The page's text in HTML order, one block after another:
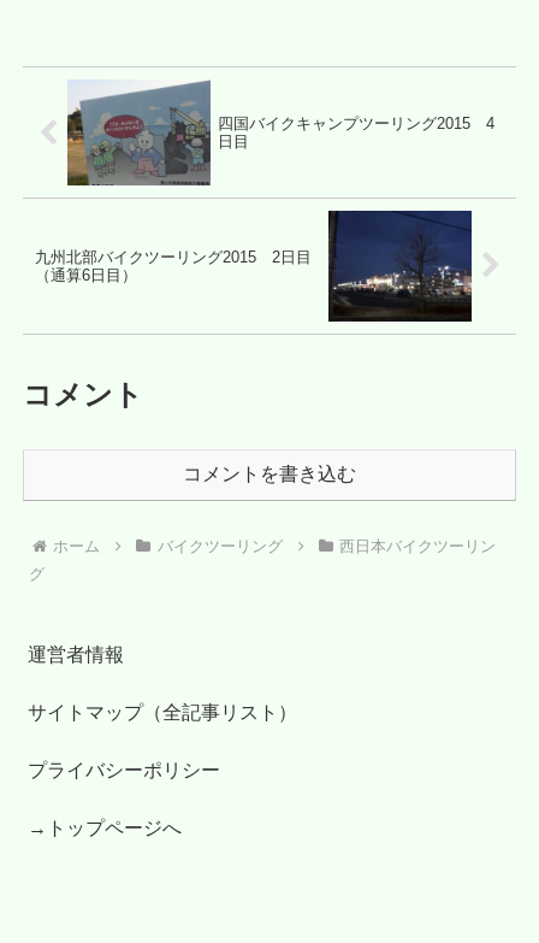
四国バイクキャンプツーリング2015 4
日目
九州北部バイクツーリング2015 2日目
（通算6日目）
コメント
コメントを書き込む
ホーム バイクツーリング
西日本バイクツーリン
グ
運営者情報
サイトマップ（全記事リスト）
プライバシーポリシー
→トップページへ